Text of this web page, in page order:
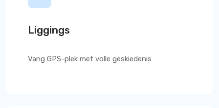
Liggings
Vang GPS-plek met volle geskiedenis